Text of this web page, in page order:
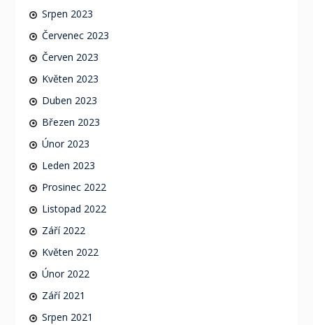
Srpen 2023
Červenec 2023
Červen 2023
Květen 2023
Duben 2023
Březen 2023
Únor 2023
Leden 2023
Prosinec 2022
Listopad 2022
Září 2022
Květen 2022
Únor 2022
Září 2021
Srpen 2021